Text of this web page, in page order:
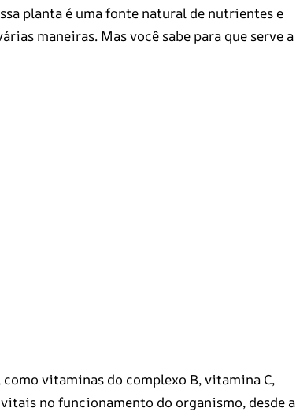
planta é uma fonte natural de nutrientes e
maneiras. Mas você sabe para que serve a
vitaminas do complexo B, vitamina C,
no funcionamento do organismo, desde a